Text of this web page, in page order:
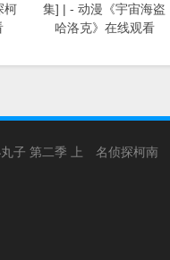
柯
集] | - 动漫《宇宙海盗
哈洛克》在线观看
子 第二季 上 名侦探柯南